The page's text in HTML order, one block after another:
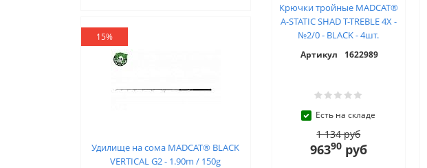
15%
Удилище на сома MADCAT® BLACK
VERTICAL G2 - 1.90m / 150g
Крючки тройные MADCAT®
A-STATIC SHAD T-TREBLE 4X -
№2/0 - BLACK - 4шт.
Артикул 1622989
Есть на складе
1 134 руб
96390руб